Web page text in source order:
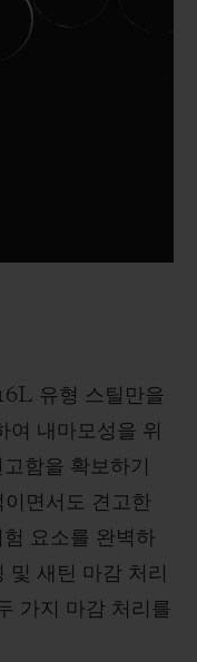
유형 스틸만을
여 내마모성을 위
함을 확보하기
면서도 견고한
요소를 완벽하
새틴 마감 처리
가지 마감 처리를